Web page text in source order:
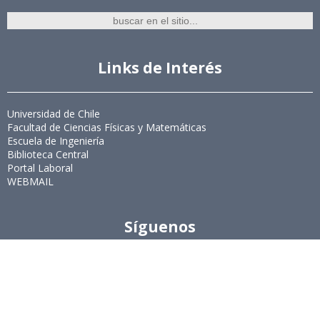
Links de Interés
Universidad de Chile
Facultad de Ciencias Físicas y Matemáticas
Escuela de Ingeniería
Biblioteca Central
Portal Laboral
WEBMAIL
Síguenos